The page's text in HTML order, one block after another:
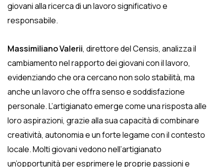
giovani alla ricerca di un lavoro significativo e
responsabile.
Massimiliano Valerii, direttore del Censis, analizza il
cambiamento nel rapporto dei giovani con il lavoro,
evidenziando che ora cercano non solo stabilità, ma
anche un lavoro che offra senso e soddisfazione
personale. L’artigianato emerge come una risposta alle
loro aspirazioni, grazie alla sua capacità di combinare
creatività, autonomia e un forte legame con il contesto
locale. Molti giovani vedono nell’artigianato
un’opportunità per esprimere le proprie passioni e